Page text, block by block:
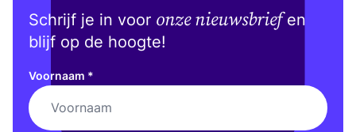
Schrijf je in voor onze nieuwsbriefen
blijf op de hoogte!
Voornaam *